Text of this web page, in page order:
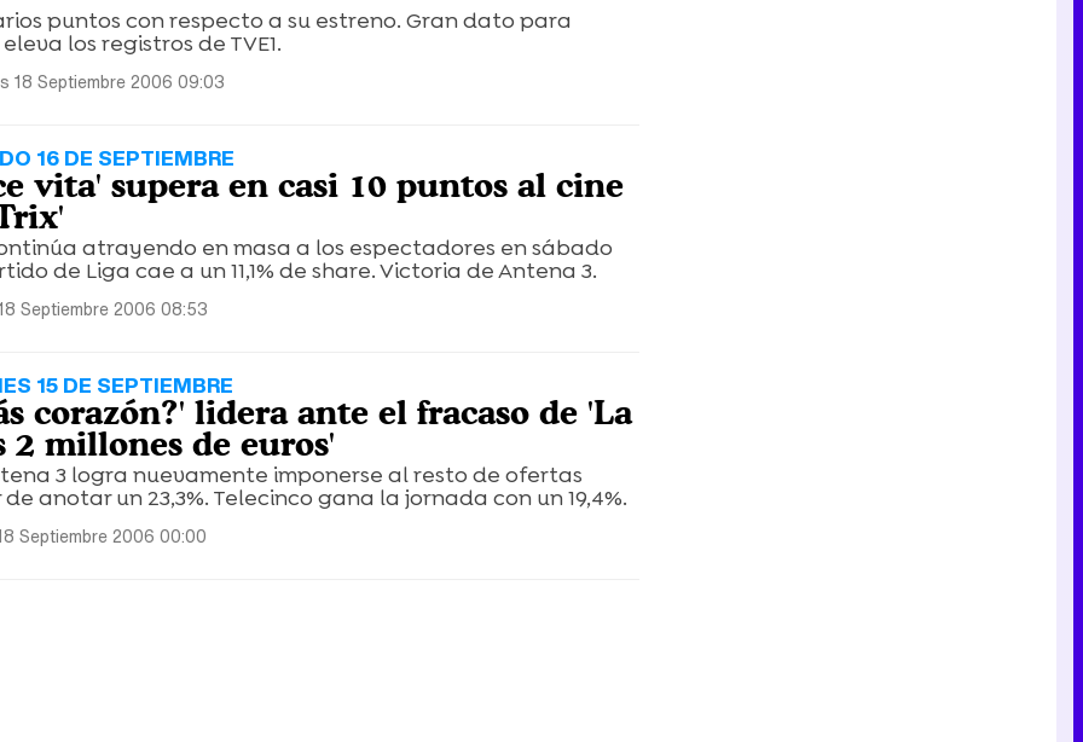
puntos con respecto a su estreno. Gran dato para
los registros de TVE1.
18 Septiembre 2006 09:03
16 DE SEPTIEMBRE
vita' supera en casi 10 puntos al cine
atrayendo en masa a los espectadores en sábado
de Liga cae a un 11,1% de share. Victoria de Antena 3.
Septiembre 2006 08:53
15 DE SEPTIEMBRE
corazón?' lidera ante el fracaso de 'La
2 millones de euros'
3 logra nuevamente imponerse al resto de ofertas
anotar un 23,3%. Telecinco gana la jornada con un 19,4%.
Septiembre 2006 00:00